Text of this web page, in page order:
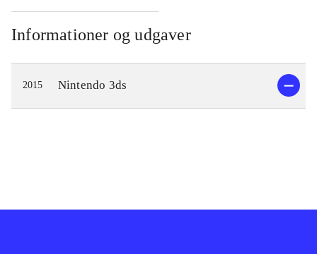
Informationer og udgaver
2015 Nintendo 3ds